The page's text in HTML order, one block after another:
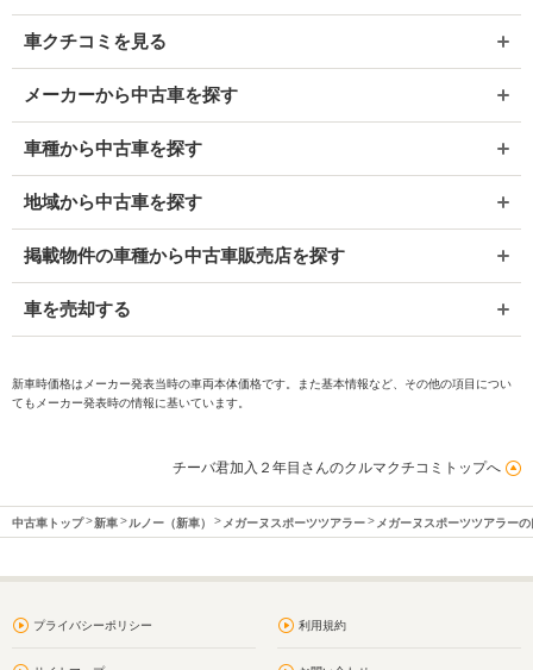
車クチコミを見る
メーカーから中古車を探す
車種から中古車を探す
地域から中古車を探す
掲載物件の車種から中古車販売店を探す
車を売却する
新車時価格はメーカー発表当時の車両本体価格です。また基本情報など、その他の項目につい
てもメーカー発表時の情報に基いています。
チーバ君加入２年目さんのクルマクチコミトップへ
中古車トップ 新車 ルノー（新車） メガーヌスポーツツアラー メガーヌスポーツツアラー
プライバシーポリシー 利用規約